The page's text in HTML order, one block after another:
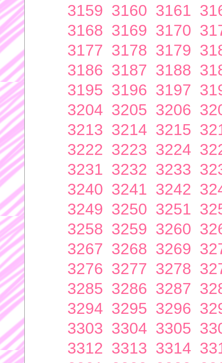
3159 3160 3161
3168 3169 3170
3177 3178 3179
3186 3187 3188
3195 3196 3197
3204 3205 3206
3213 3214 3215
3222 3223 3224
3231 3232 3233
3240 3241 3242
3249 3250 3251
3258 3259 3260
3267 3268 3269
3276 3277 3278
3285 3286 3287
3294 3295 3296
3303 3304 3305
3312 3313 3314